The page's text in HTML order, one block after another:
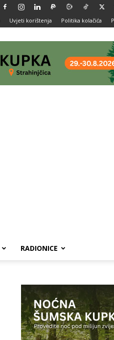
Uvjeti korištenja Politika kolačića
RADIONICE